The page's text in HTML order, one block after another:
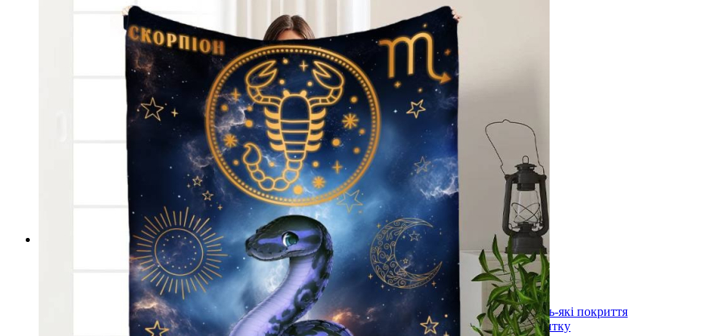
Самоклеюче підлогове вінілове покриття в рулоні 3000х600х1,5мм
Самоклеючі декоративні 3D панелі
Самоклеюча декоративна 3D панель (рейка)
Самоклеюча декоративна 3D панель (рулон)
Самоклеюча декоративна 3D панель (плитка)
ПВХ панелі
Декоративна ПВХ панель (без клейового шару)
ПВХ панелі на самоклейці
Плівка (рулони)
Самоклеюча плівка
Плівка віконна
Самоклеюча поліуретанова плитка
Мозаїка з декоративного скла 298х298х4,5мм
Самоклеюча гнучка штукатурка (плитка, рулон)
Меблі для дому, дачі, пікніка
Показати усі Швидкий ремонт
Інфрачервона електрична плівкова тепла підлога
Інфрачервона плівка на метри
Готові комплекти теплої інфрачервоної плівкової підлоги
Комплекти для монтажу теплої підлоги Monocrystal під будь-які покриття
Комплекти для монтажу теплої підлоги Monocrystal під плитку
Комплекти для монтажу теплої підлоги Monocrystal (з терморегулятором) під будь-які покриття
Комплекти для монтажу теплої підлоги Monocrystal (з терморегулятором) під плитку